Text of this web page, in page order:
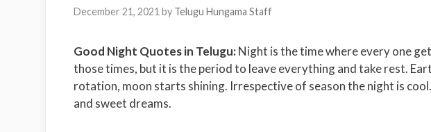
December 21, 2021 by Telugu Hungama Staff
Good Night Quotes in Telugu:Night is the time where every one
those times, but it is the period to leave everything and take rest.
rotation, moon starts shining. Irrespective of season the night is
and sweet dreams.